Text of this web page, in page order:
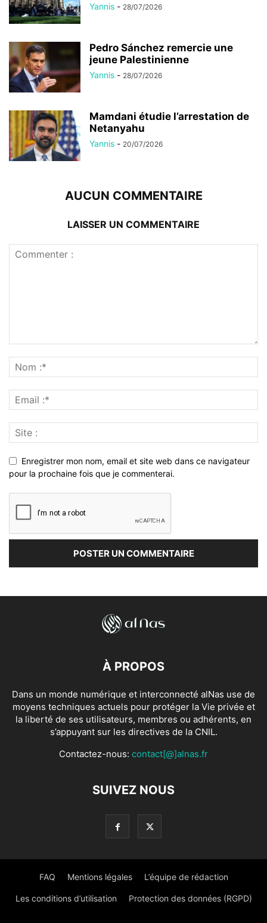
Yannis - 28/07/2026
Pedro Sánchez remercie une
jeune Palestinienne
Yannis - 28/07/2026
Mamdani étudie l’arrestation de
Netanyahu
Yannis - 20/07/2026
AUCUN COMMENTAIRE
LAISSER UN COMMENTAIRE
Enregistrer mon nom, email et site web dans ce navigateur
pour la prochaine fois que je commenterai.
À PROPOS
Dans un monde numérique et interconnecté alNas use de
moyens techniques actuels pour protéger la Vie privée et
la liberté de ses utilisateurs, membres ou adhérents, en
s’appuyant sur les directives de la CNIL.
Contactez-nous: contact[@]alnas.fr
SUIVEZ NOUS
FAQ Mentions légales L’équipe de rédaction
Les conditions d’utilisation Protection des données (RGPD)